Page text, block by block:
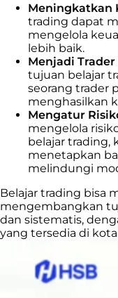
Meningkatkan
trading dapat
mengelola
lebih baik.
Menjadi
tujuan belajar
seorang trader
menghasilkan
Mengatur
mengelola
belajar trading,
menetapkan
melindungi
Belajar trading bisa
mengembangkan
dan sistematis,
yang tersedia di